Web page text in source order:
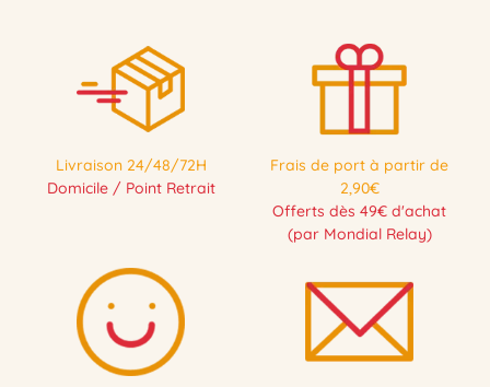
Livraison 24/48/72H
Domicile / Point Retrait
Frais de port à partir de
2,90€
Offerts dès 49€ d'achat
(par Mondial Relay)